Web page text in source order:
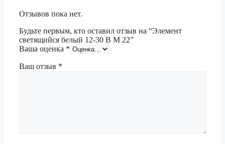
Отзывов пока нет.
Будьте первым, кто оставил отзыв на “Элемент
светящийся белый 12-30 В М 22”
Ваша оценка *
Ваш отзыв *